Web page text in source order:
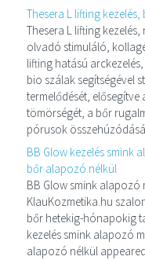
Thesera L lifting
Thesera L lifting
olvadó stimuláló,
lifting hatású
bio szálak segítségével
termelődését,
tömörségét, a bőr
pórusok
BB Glow kezelés smink
bőr alapozó nélkül
BB Glow smink alapozó
KlauKozmetika.hu
bőr hetekig-hónapokig
kezelés smink alapozó
alapozó nélkül